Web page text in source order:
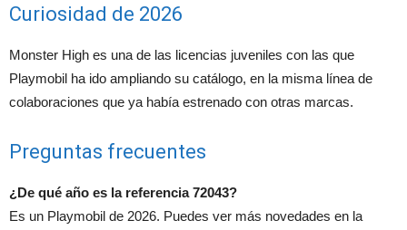
Curiosidad de 2026
Monster High es una de las licencias juveniles con las que
Playmobil ha ido ampliando su catálogo, en la misma línea de
colaboraciones que ya había estrenado con otras marcas.
Preguntas frecuentes
¿De qué año es la referencia 72043?
Es un Playmobil de 2026. Puedes ver más novedades en la